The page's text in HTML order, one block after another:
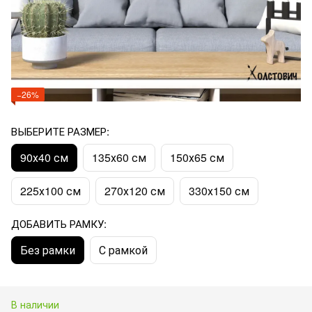
−26%
ВЫБЕРИТЕ РАЗМЕР:
90х40 см 135х60 см 150х65 см
225х100 см 270х120 см 330х150 см
ДОБАВИТЬ РАМКУ:
Без рамки С рамкой
В наличии